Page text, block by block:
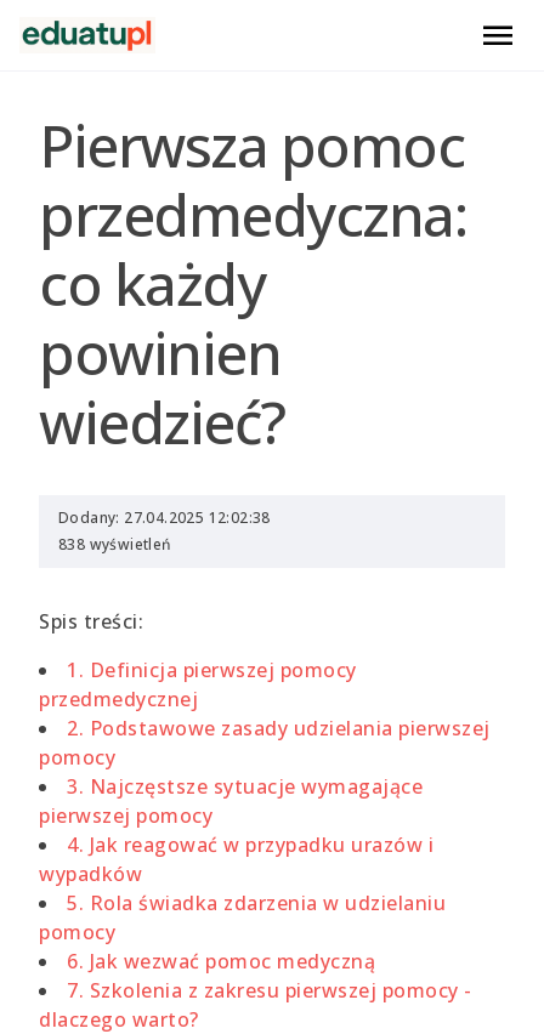
menu
Pierwsza pomoc
przedmedyczna:
co każdy
powinien
wiedzieć?
Dodany: 27.04.2025 12:02:38
838 wyświetleń
Spis treści:
1. Definicja pierwszej pomocy
przedmedycznej
2. Podstawowe zasady udzielania pierwszej
pomocy
3. Najczęstsze sytuacje wymagające
pierwszej pomocy
4. Jak reagować w przypadku urazów i
wypadków
5. Rola świadka zdarzenia w udzielaniu
pomocy
6. Jak wezwać pomoc medyczną
7. Szkolenia z zakresu pierwszej pomocy -
dlaczego warto?